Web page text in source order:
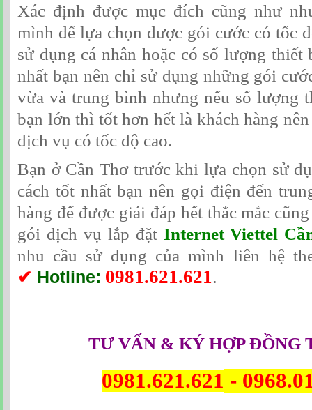
Xác định được mục đích cũng như
mình để lựa chọn được gói cước có tốc
sử dụng cá nhân hoặc có số lượng
nhất bạn nên chỉ sử dụng những gói
vừa và trung bình nhưng nếu số lượng
bạn lớn thì tốt hơn hết là khách hàng
dịch vụ có tốc độ cao.
Bạn ở Cần Thơ trước khi lựa chọn sử
cách tốt nhất bạn nên gọi điện đến
hàng để được giải đáp hết thắc mắc
gói dịch vụ lắp đặt Internet Viettel
nhu cầu sử dụng của mình liên hệ
✔ Hotline: 0981.621.621.
TƯ VẤN & KÝ HỢP ĐỒNG
0981.621.621 -